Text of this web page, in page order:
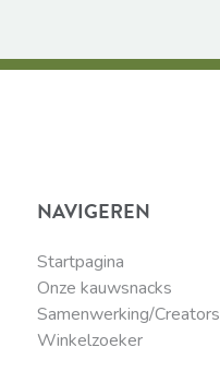
NAVIGEREN
Startpagina
Onze kauwsnacks
Samenwerking/Creators
Winkelzoeker